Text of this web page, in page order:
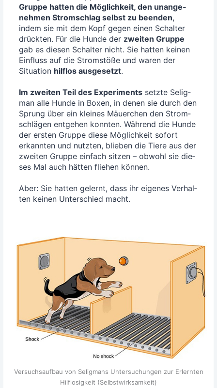
Grup­pe hat­ten die Mög­lich­keit, den unan­ge­
neh­men Strom­schlag selbst zu been­den,
indem sie mit dem Kopf gegen einen Schal­ter
drück­ten. Für die Hun­de der zwei­ten Grup­pe
gab es die­sen Schal­ter nicht. Sie hat­ten kei­nen
Ein­fluss auf die Strom­stö­ße und waren der
Situa­ti­on hilf­los aus­ge­setzt.
Im zwei­ten Teil des Expe­ri­ments setz­te Selig­
man alle Hun­de in Boxen, in denen sie durch den
Sprung über ein klei­nes Mäu­er­chen den Strom­
schlä­gen ent­ge­hen konn­ten. Wäh­rend die Hun­de
der ers­ten Grup­pe die­se Mög­lich­keit sofort
erkann­ten und nutz­ten, blie­ben die Tie­re aus der
zwei­ten Grup­pe ein­fach sit­zen – obwohl sie die­
ses Mal auch hät­ten flie­hen kön­nen.
Aber: Sie hat­ten gelernt, dass ihr eige­nes Ver­hal­
ten kei­nen Unter­schied macht.
Ver­suchs­auf­bau von Selig­mans Unter­su­chun­gen zur Erlern­ten
Hilf­lo­sig­keit (Selbst­wirk­sam­keit)